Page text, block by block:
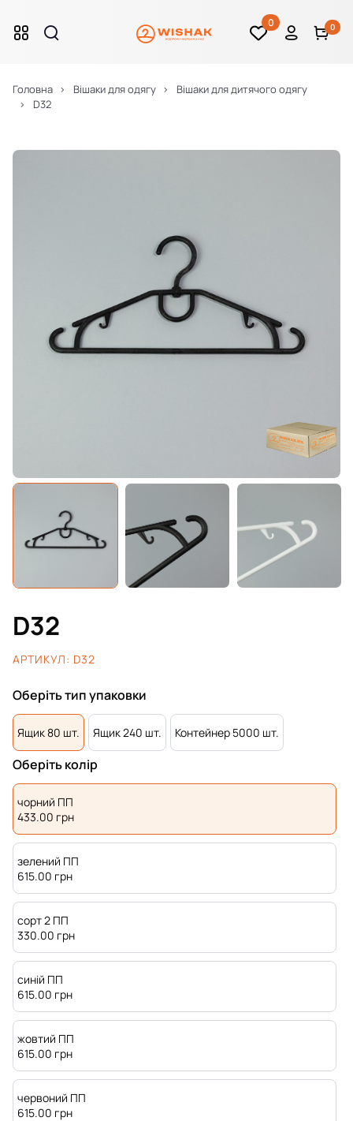
0 0
Головна Вішаки для одягу
Вішаки для дитячого одягу
D32
D32
АРТИКУЛ: D32
Оберіть тип упаковки
Ящик 80 шт. Ящик 240 шт. Контейнер 5000 шт.
Оберіть колір
чорний ПП
433.00 грн
зелений ПП
615.00 грн
сорт 2 ПП
330.00 грн
синій ПП
615.00 грн
жовтий ПП
615.00 грн
червоний ПП
615.00 грн